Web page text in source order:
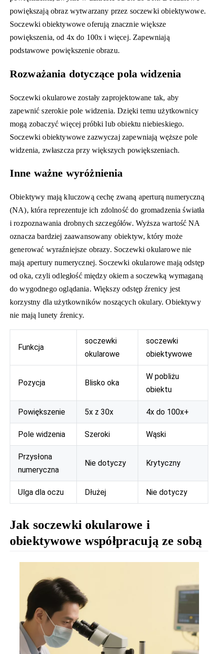
powiększają obraz wytwarzany przez soczewki obiektywowe.
Soczewki obiektywowe oferują znacznie większe
powiększenia, od 4x do 100x i więcej. Zapewniają
podstawowe powiększenie obrazu.
Rozważania dotyczące pola widzenia
Soczewki okularowe zostały zaprojektowane tak, aby
zapewnić szerokie pole widzenia. Dzięki temu użytkownicy
mogą zobaczyć więcej próbki lub obiektu niebieskiego.
Soczewki obiektywowe zazwyczaj zapewniają węższe pole
widzenia, zwłaszcza przy większych powiększeniach.
Inne ważne wyróżnienia
Obiektywy mają kluczową cechę zwaną aperturą numeryczną
(NA), która reprezentuje ich zdolność do gromadzenia światła
i rozpoznawania drobnych szczegółów. Wyższa wartość NA
oznacza bardziej zaawansowany obiektyw, który może
generować wyraźniejsze obrazy. Soczewki okularowe nie
mają apertury numerycznej. Soczewki okularowe mają odstęp
od oka, czyli odległość między okiem a soczewką wymaganą
do wygodnego oglądania. Większy odstęp źrenicy jest
korzystny dla użytkowników noszących okulary. Obiektywy
nie mają lunety źrenicy.
Funkcja
soczewki
okularowe
soczewki
obiektywowe
Pozycja Blisko oka
W pobliżu
obiektu
Powiększenie 5x z 30x 4x do 100x+
Pole widzenia Szeroki Wąski
Przysłona
numeryczna
Nie dotyczy Krytyczny
Ulga dla oczu Dłużej Nie dotyczy
Jak soczewki okularowe i
obiektywowe współpracują ze sobą